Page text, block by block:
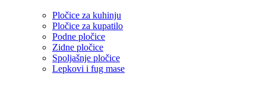
Pločice za kuhinju
Pločice za kupatilo
Podne pločice
Zidne pločice
Spoljašnje pločice
Lepkovi i fug mase